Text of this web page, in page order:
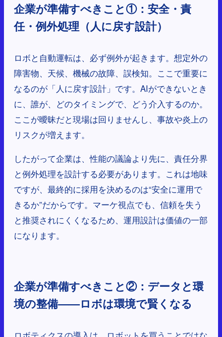
企業が準備すべきこと①：安全・責
任・例外処理（人に戻す設計）
ロボと自動運転は、必ず例外が起きます。想定外の
障害物、天候、機械の故障、誤検知。ここで重要に
なるのが「人に戻す設計」です。AIができないとき
に、誰が、どのタイミングで、どう介入するのか。
ここが曖昧だと現場は回りませんし、事故や炎上の
リスクが増えます。
したがって企業は、性能の議論より先に、責任分界
と例外処理を設計する必要があります。これは地味
ですが、最終的に採用を決めるのは“安全に運用で
きるか”だからです。マーケ視点でも、信頼を失う
と推奨されにくくなるため、運用設計は価値の一部
になります。
企業が準備すべきこと②：データと環
境の整備——ロボは環境で賢くなる